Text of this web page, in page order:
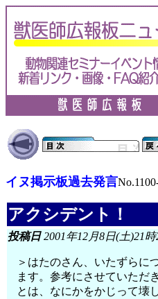
イヌ掲示板過去発言
アクシデント！
投稿日2001年12月8日(土)21
＞はたのさん、いたずらに
ます。参考にさせていただ
とは、なにかをかじって壊